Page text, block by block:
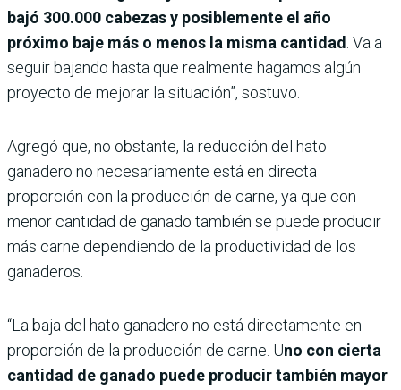
bajó 300.000 cabezas y posiblemente el año
próximo baje más o menos la misma cantidad . Va a
seguir bajando hasta que realmente hagamos algún
proyecto de mejorar la situación”, sostuvo.
Agregó que, no obstante, la reducción del hato
ganadero no necesariamente está en directa
proporción con la producción de carne, ya que con
menor cantidad de ganado también se puede producir
más carne dependiendo de la productividad de los
ganaderos.
“La baja del hato ganadero no está directamente en
proporción de la producción de carne. Uno con cierta
cantidad de ganado puede producir también mayor